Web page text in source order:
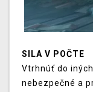
SILA V POČTE
Vtrhnúť do iných
nebezpečné a